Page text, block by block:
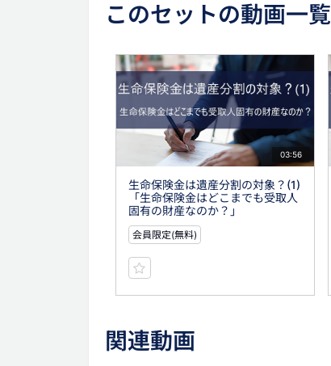
このセットの動画一覧
03:56
生命保険金は遺産分割の対象？(1)
「生命保険金はどこまでも受取人
固有の財産なのか？」
会員限定(無料)
関連動画